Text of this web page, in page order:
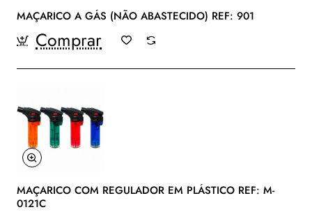
MAÇARICO A GÁS (NÃO ABASTECIDO) REF: 901
Comprar
MAÇARICO COM REGULADOR EM PLÁSTICO REF: M-
0121C